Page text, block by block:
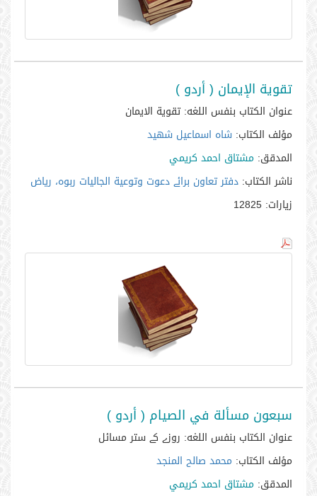
تقوية الإيمان ( أردو )
عنوان الكتاب بنفس اللغه: تقوية الايمان
مؤلف الكتاب: شاه اسماعيل شهيد
المدقق: مشتاق احمد كريمي
ناشر الكتاب: دفتر تعاون برائے دعوت وتوعية الجاليات ربوہ، رياض
زيارات:
سبعون مسألة في الصيام ( أردو )
عنوان الكتاب بنفس اللغه: روزے کے ستر مسائل
مؤلف الكتاب: محمد صالح المنجد
المدقق: مشتاق احمد كريمي